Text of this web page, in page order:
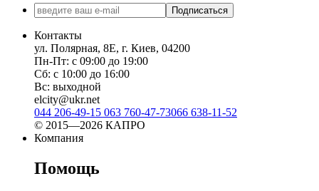
Подписаться
Контакты
ул. Полярная, 8Е, г. Киев, 04200
Пн-Пт: с 09:00 до 19:00
Сб: с 10:00 до 16:00
Вс: выходной
elcity@ukr.net
044 206-49-15 063 760-47-73066 638-11-52
© 2015—2026 КАПРО
Компания
Помощь